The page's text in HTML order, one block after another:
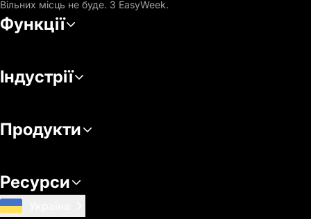
Вільних місць не буде. З EasyWeek.
Функції
Індустрії
Продукти
Ресурси